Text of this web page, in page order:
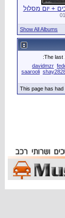
+ יום מסלול
Show All Albums
The last
davidmzr
saarooli
This page has had